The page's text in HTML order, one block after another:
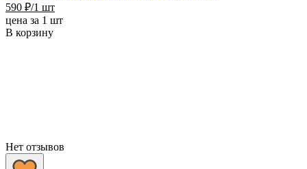
590 ₽/1 шт
цена за 1 шт
В корзину
Нет отзывов